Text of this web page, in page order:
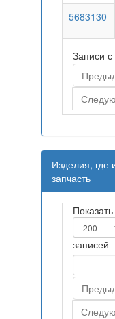
5683130
Записи с
Изделия, где
запчасть
Показать
записей